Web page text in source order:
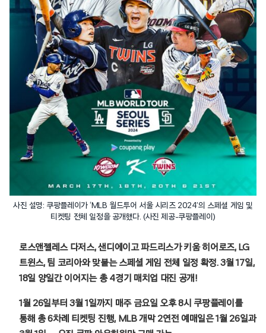
사진 설명: 쿠팡플레이가 ‘MLB 월드투어 서울 시리즈 2024’의 스페셜 게임 및
티켓팅 전체 일정을 공개했다. (사진 제공-쿠팡플레이)
로스앤젤레스 다저스, 샌디에이고 파드리스가 키움 히어로즈, LG
트윈스, 팀 코리아와 맞붙는 스페셜 게임 전체 일정 확정. 3월 17일,
18일 양일간 이어지는 총 4경기 매치업 대진 공개!
1월 26일부터 3월 1일까지 매주 금요일 오후 8시 쿠팡플레이를
통해 총 6차례 티켓팅 진행, MLB 개막 2연전 예매일은 1월 26일과